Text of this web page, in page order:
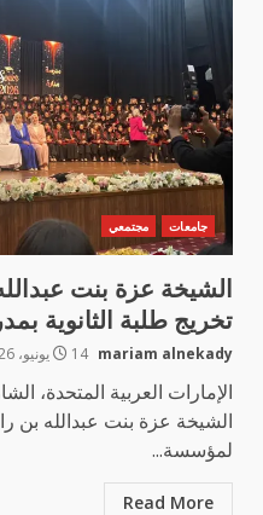
جامعات مجتمعي
الشيخة عزة بنت
تخريج طلبة الثانوية
mariam alnekady 14 يونيو، 2026
الشيخة عزة بنت عبدالله بن
لمؤسسة...
Read More